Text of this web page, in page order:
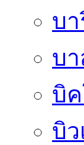
บ
บ
บิ
บิว